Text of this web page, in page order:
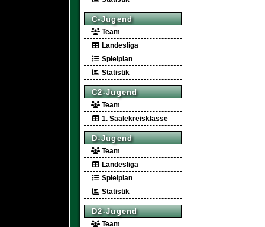
C-Jugend
Team
Landesliga
Spielplan
Statistik
C2-Jugend
Team
1. Saalekreisklasse
D-Jugend
Team
Landesliga
Spielplan
Statistik
D2-Jugend
Team